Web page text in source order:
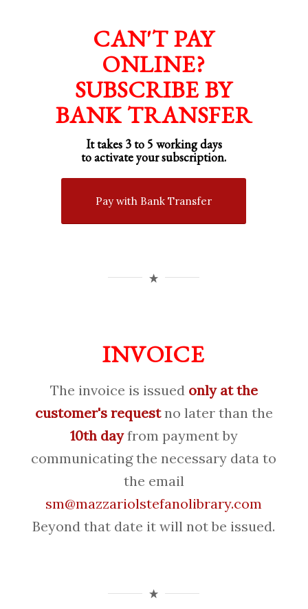
CAN'T PAY
ONLINE?
SUBSCRIBE BY
BANK TRANSFER
It takes 3 to 5 working days
to activate your subscription.
Pay with Bank Transfer
INVOICE
The invoice is issued only at the
customer's requestno later than the
10th dayfrom payment by
communicating the necessary data to
the email
sm@mazzariolstefanolibrary.com
Beyond that date it will not be issued.